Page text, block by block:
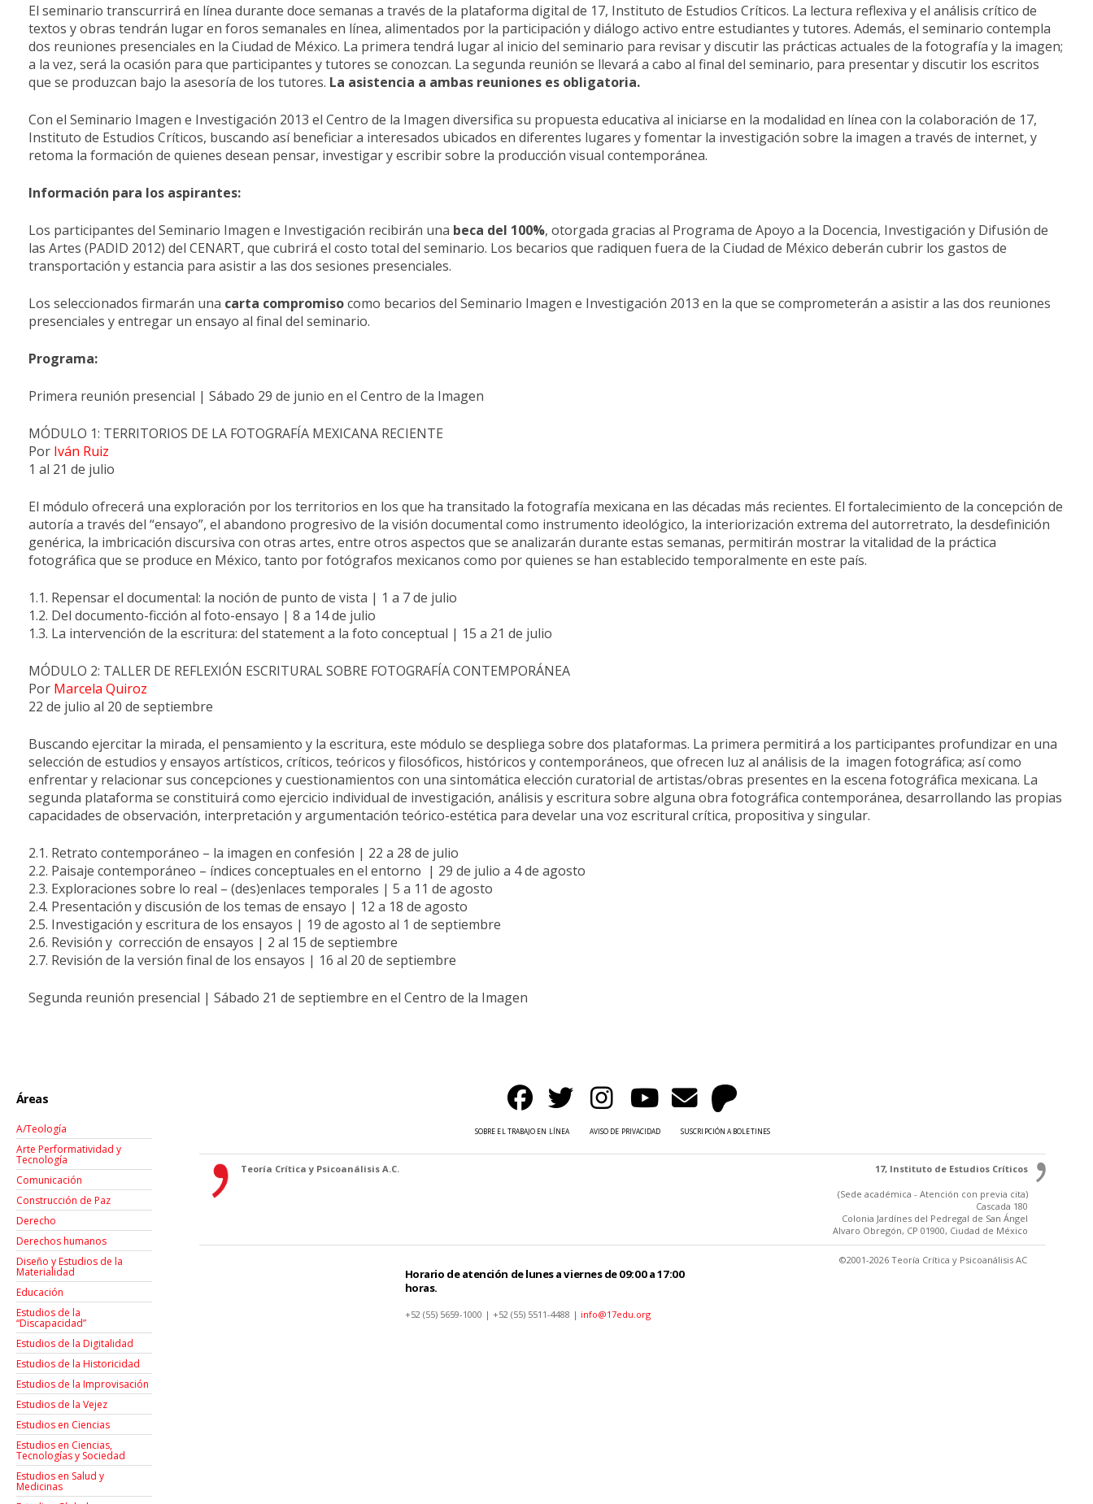
El seminario transcurrirá en línea durante doce semanas a través de la plataforma digital de 17, Instituto de Estudios Críticos. La lectura reflexiva y el análisis crítico de
textos y obras tendrán lugar en foros semanales en línea, alimentados por la participación y diálogo activo entre estudiantes y tutores. Además, el seminario contempla
dos reuniones presenciales en la Ciudad de México. La primera tendrá lugar al inicio del seminario para revisar y discutir las prácticas actuales de la fotografía y la imagen;
a la vez, será la ocasión para que participantes y tutores se conozcan. La segunda reunión se llevará a cabo al final del seminario, para presentar y discutir los escritos
que se produzcan bajo la asesoría de los tutores. La asistencia a ambas reuniones es obligatoria.
Con el Seminario Imagen e Investigación 2013 el Centro de la Imagen diversifica su propuesta educativa al iniciarse en la modalidad en línea con la colaboración de 17,
Instituto de Estudios Críticos, buscando así beneficiar a interesados ubicados en diferentes lugares y fomentar la investigación sobre la imagen a través de internet, y
retoma la formación de quienes desean pensar, investigar y escribir sobre la producción visual contemporánea.
Información para los aspirantes:
Los participantes del Seminario Imagen e Investigación recibirán una beca del 100%, otorgada gracias al Programa de Apoyo a la Docencia, Investigación y Difusión de
las Artes (PADID 2012) del CENART, que cubrirá el costo total del seminario. Los becarios que radiquen fuera de la Ciudad de México deberán cubrir los gastos de
transportación y estancia para asistir a las dos sesiones presenciales.
Los seleccionados firmarán una carta compromisocomo becarios del Seminario Imagen e Investigación 2013 en la que se comprometerán a asistir a las dos reuniones
presenciales y entregar un ensayo al final del seminario.
Programa:
Primera reunión presencial | Sábado 29 de junio en el Centro de la Imagen
MÓDULO 1: TERRITORIOS DE LA FOTOGRAFÍA MEXICANA RECIENTE
Por Iván Ruiz
1 al 21 de julio
El módulo ofrecerá una exploración por los territorios en los que ha transitado la fotografía mexicana en las décadas más recientes. El fortalecimiento de la concepción de
autoría a través del “ensayo”, el abandono progresivo de la visión documental como instrumento ideológico, la interiorización extrema del autorretrato, la desdefinición
genérica, la imbricación discursiva con otras artes, entre otros aspectos que se analizarán durante estas semanas, permitirán mostrar la vitalidad de la práctica
fotográfica que se produce en México, tanto por fotógrafos mexicanos como por quienes se han establecido temporalmente en este país.
1.1. Repensar el documental: la noción de punto de vista | 1 a 7 de julio
1.2. Del documento-ficción al foto-ensayo | 8 a 14 de julio
1.3. La intervención de la escritura: del statement a la foto conceptual | 15 a 21 de julio
MÓDULO 2: TALLER DE REFLEXIÓN ESCRITURAL SOBRE FOTOGRAFÍA CONTEMPORÁNEA
Por Marcela Quiroz
22 de julio al 20 de septiembre
Buscando ejercitar la mirada, el pensamiento y la escritura, este módulo se despliega sobre dos plataformas. La primera permitirá a los participantes profundizar en una
selección de estudios y ensayos artísticos, críticos, teóricos y filosóficos, históricos y contemporáneos, que ofrecen luz al análisis de la imagen fotográfica; así como
enfrentar y relacionar sus concepciones y cuestionamientos con una sintomática elección curatorial de artistas/obras presentes en la escena fotográfica mexicana. La
segunda plataforma se constituirá como ejercicio individual de investigación, análisis y escritura sobre alguna obra fotográfica contemporánea, desarrollando las propias
capacidades de observación, interpretación y argumentación teórico-estética para develar una voz escritural crítica, propositiva y singular.
2.1. Retrato contemporáneo – la imagen en confesión | 22 a 28 de julio
2.2. Paisaje contemporáneo – índices conceptuales en el entorno | 29 de julio a 4 de agosto
2.3. Exploraciones sobre lo real – (des)enlaces temporales | 5 a 11 de agosto
2.4. Presentación y discusión de los temas de ensayo | 12 a 18 de agosto
2.5. Investigación y escritura de los ensayos | 19 de agosto al 1 de septiembre
2.6. Revisión y corrección de ensayos | 2 al 15 de septiembre
2.7. Revisión de la versión final de los ensayos | 16 al 20 de septiembre
Segunda reunión presencial | Sábado 21 de septiembre en el Centro de la Imagen
Áreas
A/Teología
Arte Performatividad y
Tecnología
Comunicación
Construcción de Paz
Derecho
Derechos humanos
Diseño y Estudios de la
Materialidad
Educación
Estudios de la
“Discapacidad”
Estudios de la Digitalidad
Estudios de la Historicidad
Estudios de la Improvisación
Estudios de la Vejez
Estudios en Ciencias
Estudios en Ciencias,
Tecnologías y Sociedad
Estudios en Salud y
Medicinas
SOBRE EL TRABAJO EN LÍNEA AVISO DE PRIVACIDAD SUSCRIPCIÓN A BOLETINES
Teoría Crítica y Psicoanálisis A.C. 17, Instituto de Estudios Críticos
(Sede académica - Atención con previa cita)
Cascada 180
Colonia Jardínes del Pedregal de San Ángel
Alvaro Obregón, CP 01900, Ciudad de México
Horario de atención de lunes a viernes de 09:00 a 17:00
horas.
+52 (55) 5659-1000 | +52 (55) 5511-4488 | info@17edu.org
©2001-2026 Teoría Crítica y Psicoanálisis AC